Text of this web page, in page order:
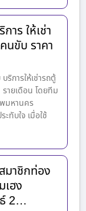
าร ให้เช่า
ขับ ราคา
ริการให้เช่ารถตู้
ายเดือน โดยทีม
มหานคร
ทับใจ เมื่อใช้
มาชิกท่อง
เฮง
2…